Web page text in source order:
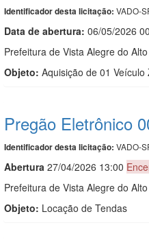
Identificador desta licitação: VADO-
Data de abertura: 06/05/2026
Prefeitura de Vista Alegre do
Objeto: Aquisição de 01
Pregão Eletrônico
Identificador desta licitação: VADO-
Abertura 27/04/2026 13:00
Prefeitura de Vista Alegre do
Objeto: Locação de Tendas